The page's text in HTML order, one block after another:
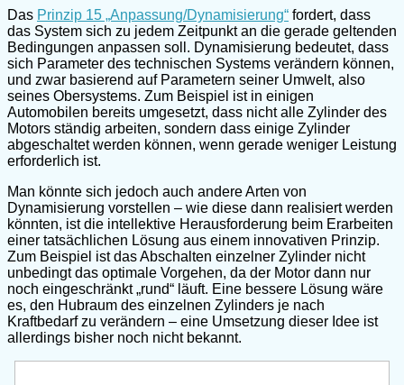
Das Prinzip 15 „Anpassung/Dynamisierung“ fordert, dass
das System sich zu jedem Zeitpunkt an die gerade geltenden
Bedingungen anpassen soll. Dynamisierung bedeutet, dass
sich Parameter des technischen Systems verändern können,
und zwar basierend auf Parametern seiner Umwelt, also
seines Obersystems. Zum Beispiel ist in einigen
Automobilen bereits umgesetzt, dass nicht alle Zylinder des
Motors ständig arbeiten, sondern dass einige Zylinder
abgeschaltet werden können, wenn gerade weniger Leistung
erforderlich ist.
Man könnte sich jedoch auch andere Arten von
Dynamisierung vorstellen – wie diese dann realisiert werden
könnten, ist die intellektive Herausforderung beim Erarbeiten
einer tatsächlichen Lösung aus einem innovativen Prinzip.
Zum Beispiel ist das Abschalten einzelner Zylinder nicht
unbedingt das optimale Vorgehen, da der Motor dann nur
noch eingeschränkt „rund“ läuft. Eine bessere Lösung wäre
es, den Hubraum des einzelnen Zylinders je nach
Kraftbedarf zu verändern – eine Umsetzung dieser Idee ist
allerdings bisher noch nicht bekannt.